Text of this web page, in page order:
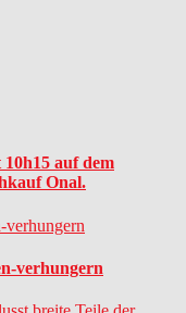
auf dem
Onal.
verhungern